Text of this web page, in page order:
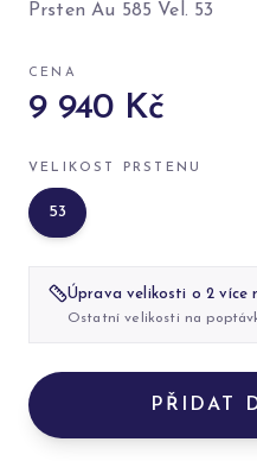
Prsten Au 585 Vel. 53
CENA
9 940 Kč
VELIKOST PRSTENU
53
Úprava velikosti o 2 více
Ostatní velikosti na
PŘIDAT